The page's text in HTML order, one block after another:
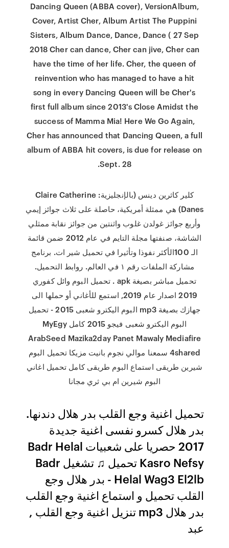
Dancing Queen (ABBA cover), VersionAlbum,
Cover, Artist Cher, Album Artist The Puppini
Sisters, Album Dance, Dance, Dance ( 27 Sep
2018 Cher can dance, Cher can jive, Cher can
have the time of her life. Cher, the queen of
reinvention who has managed to have a hit
song in every Dancing Queen will be Cher's
first full album since 2013's Close Amidst the
success of Mamma Mia! Here We Go Again,
Cher has announced that Dancing Queen, a full
album of ABBA hit covers, is due for release on
Sept. 28.
كلير كاثرين دينس (بالإنجليزية: Claire Catherine
Danes)‏ هي ممثلة أمريكية، حاصلة على ثلاث جوائز إيمي
وأربع جوائز غولدن غلوب واثنتين من جوائز نقابة ممثلي
الشاشة، صنفتها مجلة التايم في عام 2012 ضمن قائمة
الـ 100الأكثر نفوذا وتأثيرا في تحميل شير ات. برنامج
مشاركة الملفات رقم ١ في العالم. روابط التحميل.
تحميل مباشر بصيغة apk . تحميل البوم وائل كفوري
2019 اصدار عام 2019, استمع للأغاني أو حملها الى
جهازك بصيغة mp3 البوم اليكترو شعبى 2015 - تحميل
البوم اليكترو شعبى فيجو 2015 كامل MyEgy
ArabSeed Mazika2day Panet Mawaly Mediafire
4shared سمعنا موالي نجوم بانيت مزيكا تحميل البوم
شيرين طريقى استماع البوم طريقى كامل تحميل اغاني
البوم شيرين ام بي ثري مجانا
تحميل اغنية وجع القلب بدر هلال دندنها.
بدر هلال كسرو نفسى اغنية جديدة
2017 حصريا على شعبيات Badr Helal
Kasro Nefsy تحميل ♫ تشغيل Badr
Helal Wag3 El2lb - بدر هلال وجع
القلب تحميل و استماع اغنية وجع القلب
بدر هلال mp3 تنزيل اغنية وجع القلب ,
عبد